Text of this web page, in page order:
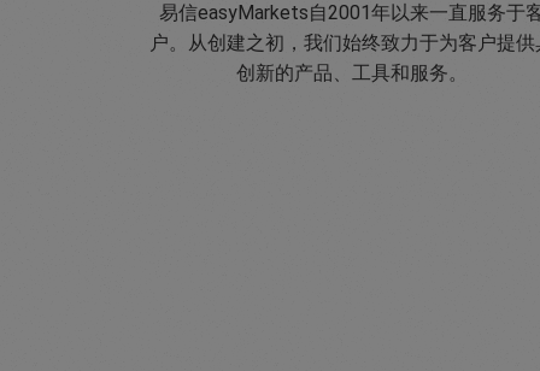
易信easyMarkets自2001年以来一直服务于
户。从创建之初，我们始终致力于为客户提供
创新的产品、工具和服务。